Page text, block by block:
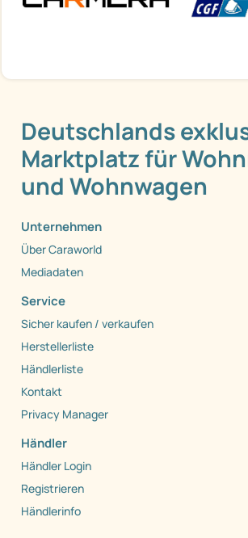
Deutschlands
Marktplatz für
und Wohnwagen
Unternehmen
Über Caraworld
Mediadaten
Service
Sicher kaufen / verkaufen
Herstellerliste
Händlerliste
Kontakt
Privacy Manager
Händler
Händler Login
Registrieren
Händlerinfo